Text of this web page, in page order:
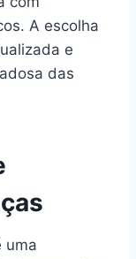
A escolha
e
das
uma